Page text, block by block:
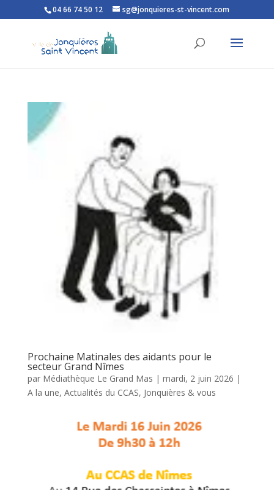
Ouvrir la barre d’outils
04 66 74 50 12 sg@jonquieres-st-vincent.com
Prochaine Matinales des aidants pour le
secteur Grand Nîmes
par Médiathèque Le Grand Mas | mardi, 2 juin 2026 |
A la une, Actualités du CCAS, Jonquières & vous